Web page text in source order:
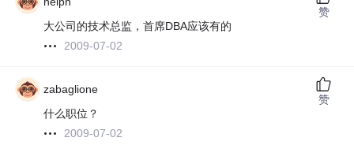
大公司的技术总监，首席DBA应该有的
2009-07-02
赞
zabaglione
什么职位？
2009-07-02
赞